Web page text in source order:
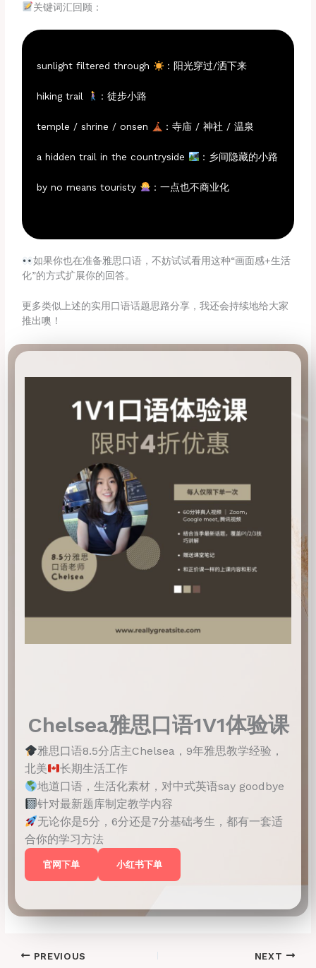
关键词汇回顾：
sunlight filtered through ：阳光穿过/洒下来
hiking trail ：徒步小路
temple / shrine / onsen ：寺庙 / 神社 / 温泉
a hidden trail in the countryside ：乡间隐藏的小路
by no means touristy ：一点也不商业化
如果你也在准备雅思口语，不妨试试看用这种“画面感+生活
化”的方式扩展你的回答。
更多类似上述的实用口语话题思路分享，我还会持续地给大家
推出噢！
Chelsea雅思口语1V1体验课
雅思口语8.5分店主Chelsea，9年雅思教学经验，
北美
长期生活工作
地道口语，生活化素材，对中式英语say goodbye
针对最新题库制定教学内容
无论你是5分，6分还是7分基础考生，都有一套适
合你的学习方法
官网下单 小红书下单
PREVIOUS NEXT